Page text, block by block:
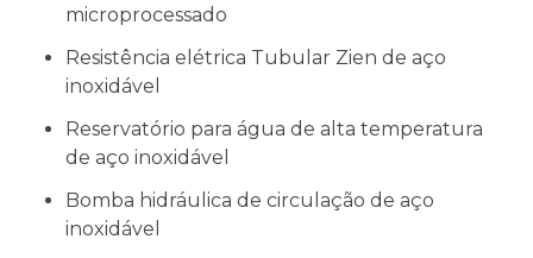
microprocessado
Resistência elétrica Tubular Zien de aço
inoxidável
Reservatório para água de alta temperatura
de aço inoxidável
Bomba hidráulica de circulação de aço
inoxidável